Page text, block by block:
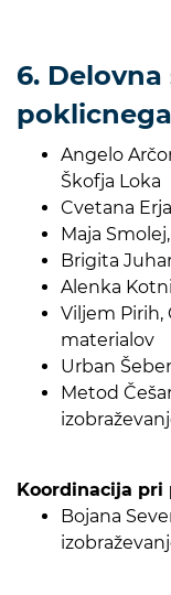
6.
Angelo
Škofja Loka
Cvetana
Maja
Brigita
Alenka
Viljem Pirih,
materialov
Urban
Metod
Koordinacija
Bojana